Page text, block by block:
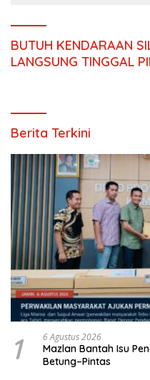
BUTUH KENDARAAN
LANGSUNG TINGGAL
Berita Terkini
1 6 Agustus 2026
Mazlan Bantah Isu
Betung–Pintas